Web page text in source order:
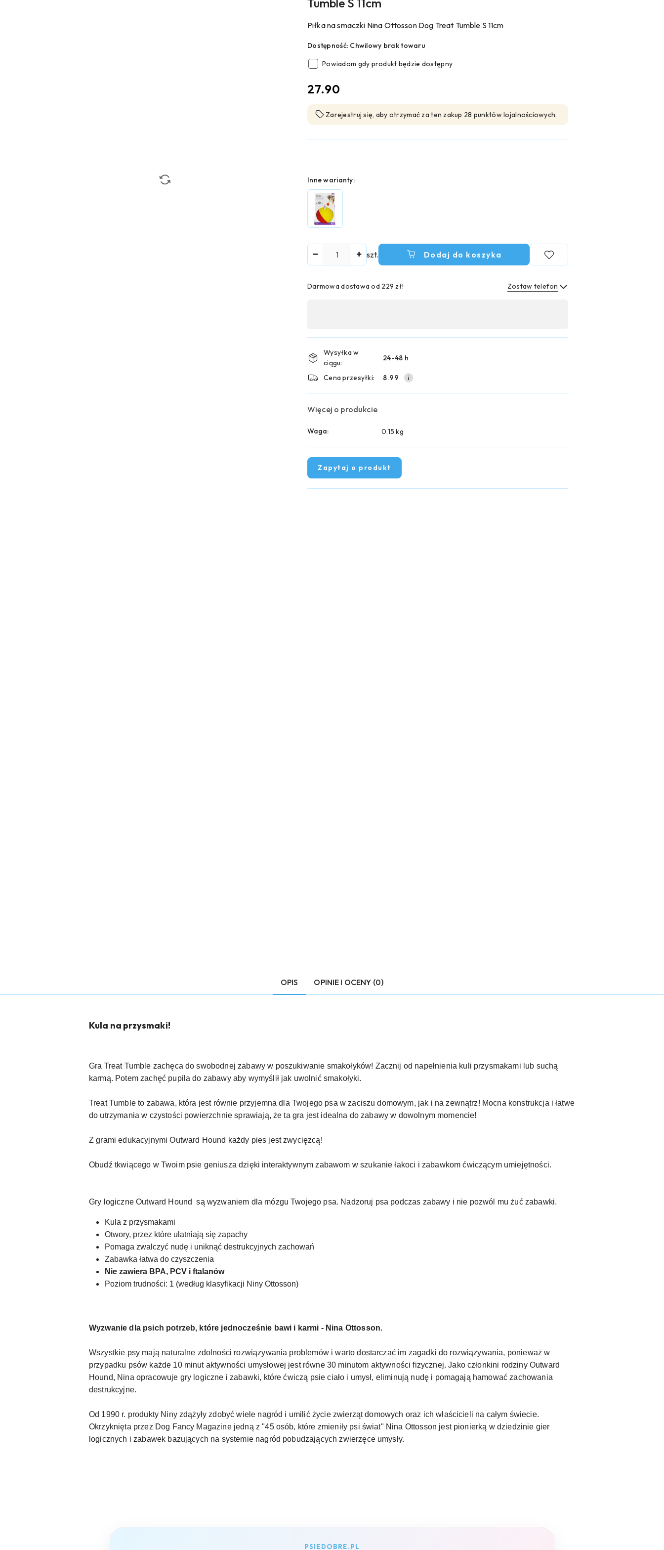
Tumble S 11cm
Piłka na smaczki Nina Ottosson Dog Treat Tumble S 11cm
Dostępność: Chwilowy brak towaru
Powiadom gdy produkt będzie dostępny
cena:
27.90
Zarejestruj się, aby otrzymać za ten zakup 28 punktów lojalnościowych.
Wariant
Inne warianty:
szt. Dodaj do koszyka
Darmowa dostawa od 229 zł! Zostaw telefon
płatność
i
dostawa
Wysyłka w
ciągu:
24-48 h
Cena przesyłki: 8.99
Więcej o produkcie
Waga: 0.15 kg
Zapytaj o produkt
OPIS OPINIE I OCENY (0)
Kula na przysmaki!
Gra Treat Tumble zachęca do swobodnej zabawy w poszukiwanie smakołyków! Zacznij od napełnienia kuli przysmakami lub suchą
karmą. Potem zachęć pupila do zabawy aby wymyślił jak uwolnić smakołyki.
Treat Tumble to zabawa, która jest równie przyjemna dla Twojego psa w zaciszu domowym, jak i na zewnątrz! Mocna konstrukcja i łatwe
do utrzymania w czystości powierzchnie sprawiają, że ta gra jest idealna do zabawy w dowolnym momencie!
Z grami edukacyjnymi Outward Hound każdy pies jest zwycięzcą!
Obudź tkwiącego w Twoim psie geniusza dzięki interaktywnym zabawom w szukanie łakoci i zabawkom ćwiczącym umiejętności.
Gry logiczne Outward Hound są wyzwaniem dla mózgu Twojego psa. Nadzoruj psa podczas zabawy i nie pozwól mu żuć zabawki.
Kula z przysmakami
Otwory, przez które ulatniają się zapachy
Pomaga zwalczyć nudę i uniknąć destrukcyjnych zachowań
Zabawka łatwa do czyszczenia
Nie zawiera BPA, PCV i ftalanów
Poziom trudności: 1 (według klasyfikacji Niny Ottosson)
Wyzwanie dla psich potrzeb, które jednocześnie bawi i karmi - Nina Ottosson.
Wszystkie psy mają naturalne zdolności rozwiązywania problemów i warto dostarczać im zagadki do rozwiązywania, ponieważ w
przypadku psów każde 10 minut aktywności umysłowej jest równe 30 minutom aktywności fizycznej. Jako członkini rodziny Outward
Hound, Nina opracowuje gry logiczne i zabawki, które ćwiczą psie ciało i umysł, eliminują nudę i pomagają hamować zachowania
destrukcyjne.
Od 1990 r. produkty Niny zdążyły zdobyć wiele nagród i umilić życie zwierząt domowych oraz ich właścicieli na całym świecie.
Okrzyknięta przez Dog Fancy Magazine jedną z "45 osób, które zmieniły psi świat" Nina Ottosson jest pionierką w dziedzinie gier
logicznych i zabawek bazujących na systemie nagród pobudzających zwierzęce umysły.
PSIEDOBRE.PL